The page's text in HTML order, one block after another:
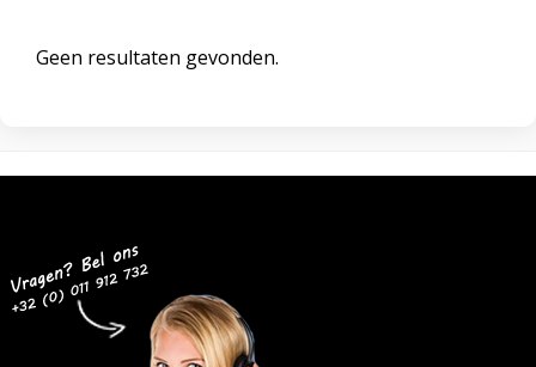
Geen resultaten gevonden.